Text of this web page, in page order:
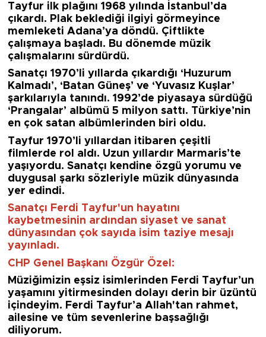
Tayfur ilk plağını 1968 yılında İstanbul’da
çıkardı. Plak beklediği ilgiyi görmeyince
memleketi Adana’ya döndü. Çiftlikte
çalışmaya başladı. Bu dönemde müzik
çalışmalarını sürdürdü.
Sanatçı 1970’li yıllarda çıkardığı ‘Huzurum
Kalmadı’, ‘Batan Güneş’ ve ‘Yuvasız Kuşlar’
şarkılarıyla tanındı. 1992’de piyasaya sürdüğü
‘Prangalar’ albümü 5 milyon sattı. Türkiye’nin
en çok satan albümlerinden biri oldu.
Tayfur 1970’li yıllardan itibaren çeşitli
filmlerde rol aldı. Uzun yıllardır Marmaris’te
yaşıyordu. Sanatçı kendine özgü yorumu ve
duygusal şarkı sözleriyle müzik dünyasında
yer edindi.
Sanatçı Ferdi Tayfur'un hayatını
kaybetmesinin ardından siyaset ve sanat
dünyasından çok sayıda isim taziye mesajı
yayınladı.
CHP Genel Başkanı Özgür Özel:
Müziğimizin eşsiz isimlerinden Ferdi Tayfur’un
yaşamını yitirmesinden dolayı derin bir üzüntü
içindeyim. Ferdi Tayfur’a Allah'tan rahmet,
ailesine ve tüm sevenlerine başsağlığı
diliyorum.